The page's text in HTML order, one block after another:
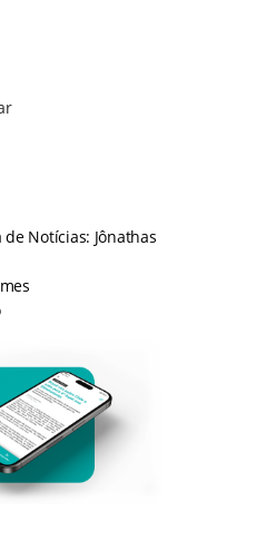
Notícias: Jônathas